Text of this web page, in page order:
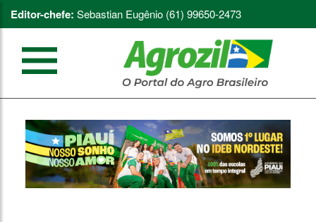
Editor-chefe: Sebastian Eugênio (61) 99650-2473